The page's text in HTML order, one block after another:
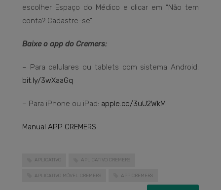
escolher Espaço do Médico e clicar em “Não tem
conta? Cadastre-se”.
Baixe o app do Cremers:
– Para celulares ou tablets com sistema Android:
bit.ly/3wXaaGq
– Para iPhone ou iPad: apple.co/3uU2WkM
Manual APP CREMERS
APLICATIVO APLICATIVO CREMERS
APLICATIVO MÓVEL CREMERS APP CREMERS